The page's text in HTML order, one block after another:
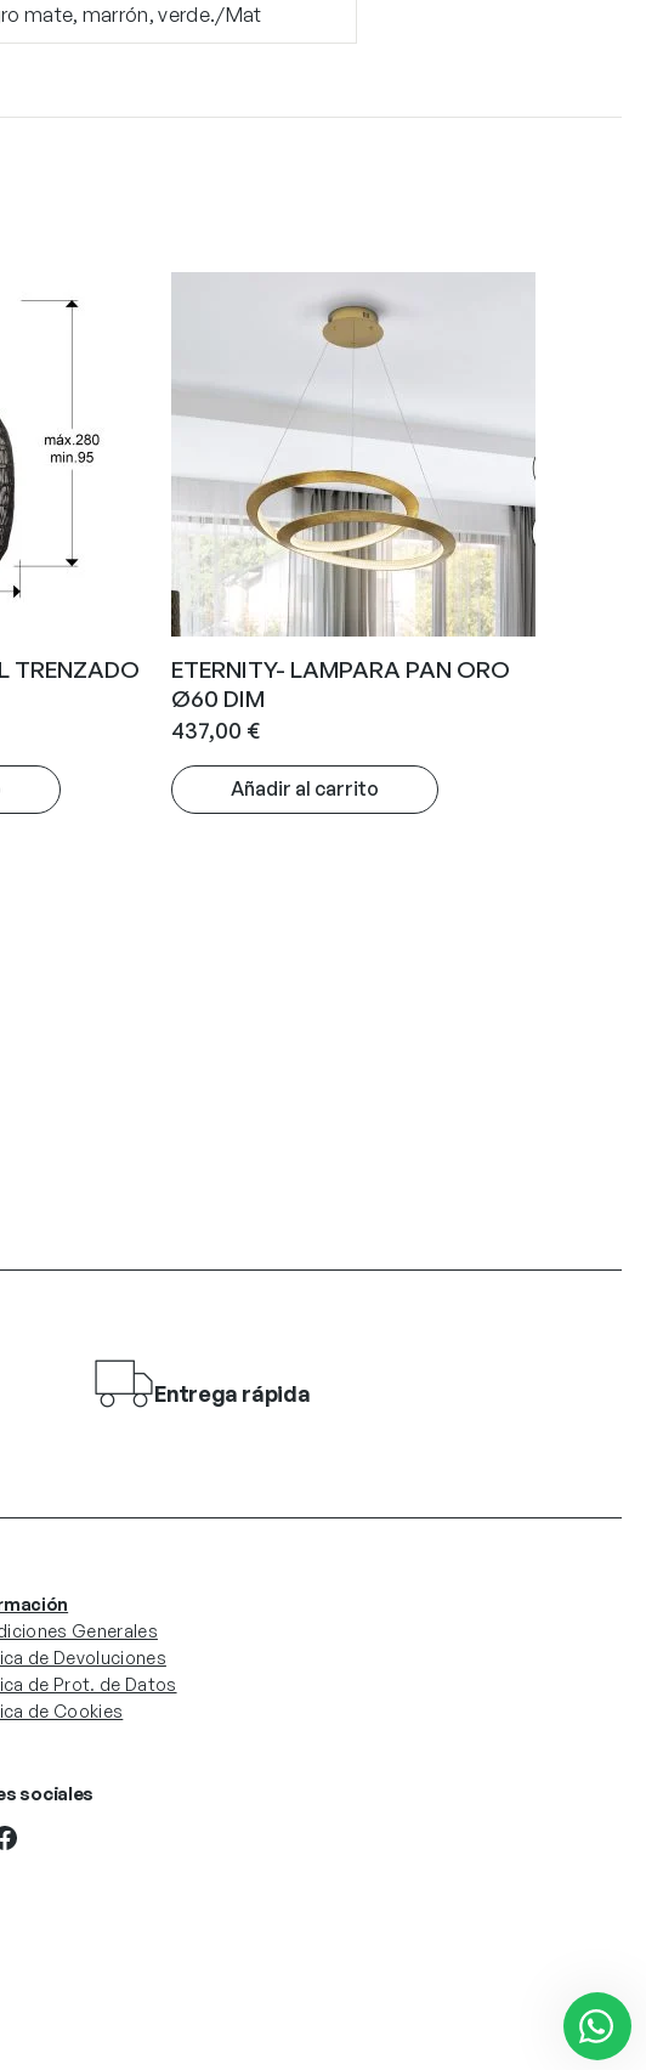
mate, marrón, verde./Mat
TRENZADO
ETERNITY- LAMPARA PAN ORO
Ø60 DIM
437,00 €
Añadir al carrito
Entrega rápida
Generales
de Devoluciones
de Prot. de Datos
de Cookies
sociales